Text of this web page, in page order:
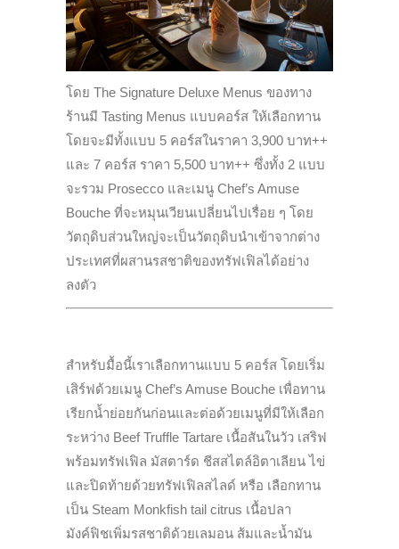
โดย The Signature Deluxe Menus ของทาง
ร้านมี Tasting Menus แบบคอร์ส ให้เลือกทาน
โดยจะมีทั้งแบบ 5 คอร์สในราคา 3,900 บาท++
และ 7 คอร์ส ราคา 5,500 บาท++ ซึ่งทั้ง 2 แบบ
จะรวม Prosecco และเมนู Chef’s Amuse
Bouche ที่จะหมุนเวียนเปลี่ยนไปเรื่อย ๆ โดย
วัตถุดิบส่วนใหญ่จะเป็นวัตถุดิบนำเข้าจากต่าง
ประเทศที่ผสานรสชาติของทรัฟเฟิลได้อย่าง
ลงตัว
สำหรับมื้อนี้เราเลือกทานแบบ 5 คอร์ส โดยเริ่ม
เสิร์ฟด้วยเมนู Chef’s Amuse Bouche เพื่อทาน
เรียกน้ำย่อยกันก่อนและต่อด้วยเมนูที่มีให้เลือก
ระหว่าง Beef Truffle Tartare เนื้อสันในวัว เสริฟ
พร้อมทรัฟเฟิล มัสตาร์ด ชีสสไตล์อิตาเลียน ไข่
และปิดท้ายด้วยทรัฟเฟิลสไลด์ หรือ เลือกทาน
เป็น Steam Monkfish tail citrus เนื้อปลา
มังค์ฟิชเพิ่มรสชาติด้วยเลมอน ส้มและน้ำมัน